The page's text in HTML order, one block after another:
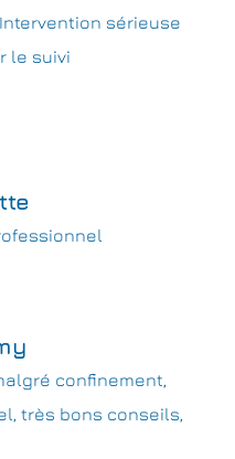
sérieuse
le suivi
confinement,
très bons conseils,